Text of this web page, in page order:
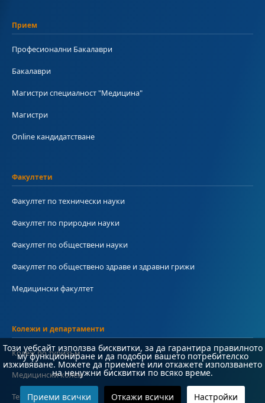
Прием
Професионални Бакалаври
Бакалаври
Магистри специалност "Медицина"
Магистри
Online кандидатстване
Факултети
Факултет по технически науки
Факултет по природни науки
Факултет по обществени науки
Факултет по обществено здраве и здравни грижи
Медицински факултет
Колежи и департаменти
Колеж по туризъм
Медицински колеж
Технически колеж
Този уебсайт използва бисквитки, за да гарантира правилното
му функциониране и да подобри вашето потребителско
изживяване. Можете да приемете или откажете използването
на ненужни бисквитки по всяко време.
Приеми всички Откажи всички Настройки